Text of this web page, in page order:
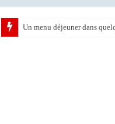
Un menu déjeuner dans